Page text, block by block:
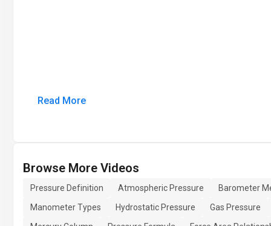
Read More
Browse More Videos
Pressure Definition Atmospheric Pressure
Barometer
Manometer Types
Hydrostatic Pressure
Gas Pressure